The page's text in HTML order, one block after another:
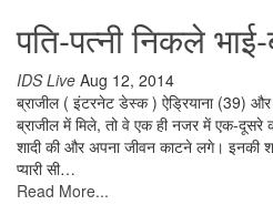
पति-पत्नी निकले
IDS Live Aug 12, 2014
ब्राजील ( इंटरनेट डेस्क ) ऐड्रियाना (39)
ब्राजील में मिले, तो वे एक ही नजर में एक-दूसरे
शादी की और अपना जीवन काटने लगे। इनकी
प्यारी सी…
Read More...